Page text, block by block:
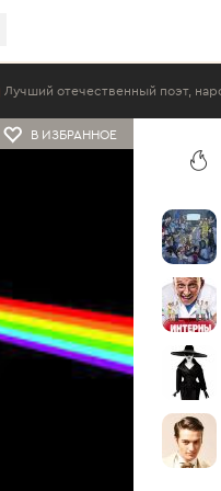
поэт, народный рейтинг
В ИЗБРАННОЕ